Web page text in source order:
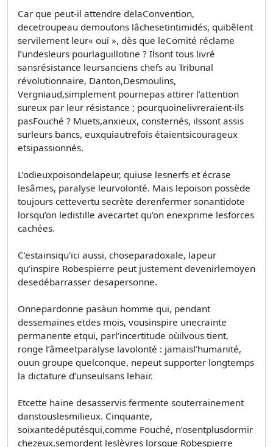
Car que peut-il attendre delaConvention,
decetroupeau demoutons lâchesetintimidés, quibêlent
servilement leur« oui », dès que leComité réclame
l’undesleurs pourlaguillotine ? Ilsont tous livré
sansrésistance leursanciens chefs au Tribunal
révolutionnaire, Danton,Desmoulins,
Vergniaud,simplement pournepas attirer l’attention
sureux par leur résistance ; pourquoinelivreraient-ils
pasFouché ? Muets,anxieux, consternés, ilssont assis
surleurs bancs, euxquiautrefois étaientsicourageux
etsipassionnés.
L’odieuxpoisondelapeur, quiuse lesnerfs et écrase
lesâmes, paralyse leurvolonté. Mais lepoison possède
toujours cettevertu secrète derenfermer sonantidote
lorsqu’on ledistille avecartet qu’on enexprime lesforces
cachées.
C’estainsiqu’ici aussi, choseparadoxale, lapeur
qu’inspire Robespierre peut justement devenirlemoyen
desedébarrasser desapersonne.
Onnepardonne pasàun homme qui, pendant
dessemaines etdes mois, vousinspire unecrainte
permanente etqui, parl’incertitude oùilvous tient,
ronge l’âmeetparalyse lavolonté : jamaisl’humanité,
ouun groupe quelconque, nepeut supporter longtemps
la dictature d’unseulsans lehaïr.
Etcette haine desasservis fermente souterrainement
danstouslesmilieux. Cinquante,
soixantedéputésqui,comme Fouché, n’osentplusdormir
chezeux,semordent leslèvres lorsque Robespierre